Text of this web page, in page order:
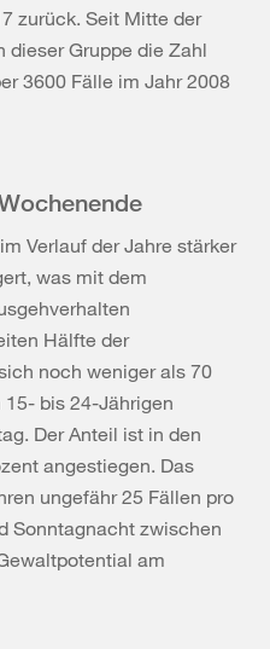
zurück. Seit Mitte der
dieser Gruppe die Zahl
3600 Fälle im Jahr 2008
Verlauf der Jahre stärker
was mit dem
Hälfte der
noch weniger als 70
bis 24-Jährigen
Der Anteil ist in den
angestiegen. Das
ungefähr 25 Fällen pro
Sonntagnacht zwischen
am